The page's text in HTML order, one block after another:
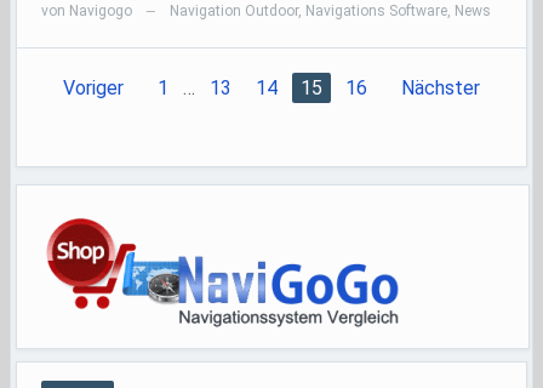
von Navigogo — Navigation Outdoor, Navigations Software, News
Voriger 1 … 13 14 15 16 Nächster